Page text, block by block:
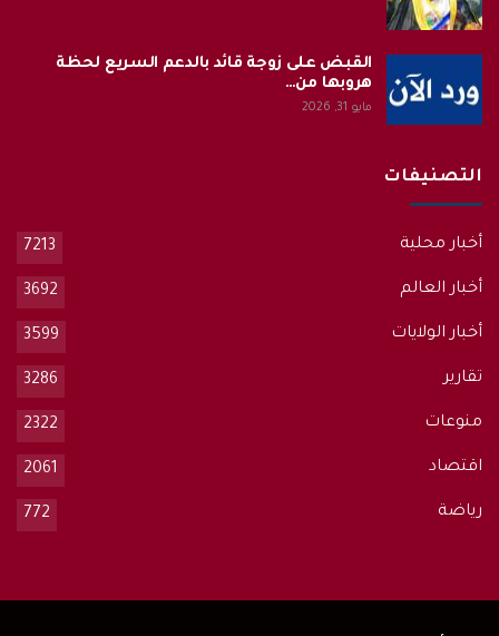
القبض على زوجة قائد بالدعم السريع لحظة
هروبها من…
مايو 31, 2026
التصنيفات
أخبار محلية 7213
أخبار العالم 3692
أخبار الولايات 3599
تقارير 3286
منوعات 2322
اقتصاد 2061
رياضة 772